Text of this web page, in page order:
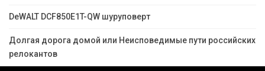
DeWALT DCF850E1T-QW шуруповерт
Долгая дорога домой или Неисповедимые пути российских
релокантов